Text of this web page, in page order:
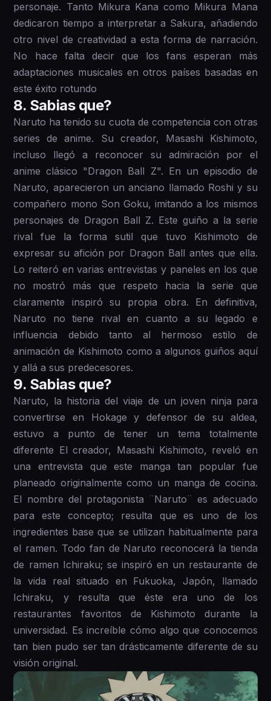
personaje. Tanto Mikura Kana como Mikura Mana
dedicaron tiempo a interpretar a Sakura, añadiendo
otro nivel de creatividad a esta forma de narración.
No hace falta decir que los fans esperan más
adaptaciones musicales en otros países basadas en
este éxito rotundo
8 . Sabias que?
Naruto ha tenido su cuota de competencia con otras
series de anime. Su creador, Masashi Kishimoto,
incluso llegó a reconocer su admiración por el
anime clásico "Dragon Ball Z". En un episodio de
Naruto, aparecieron un anciano llamado Roshi y su
compañero mono Son Goku, imitando a los mismos
personajes de Dragon Ball Z. Este guiño a la serie
rival fue la forma sutil que tuvo Kishimoto de
expresar su afición por Dragon Ball antes que ella.
Lo reiteró en varias entrevistas y paneles en los que
no mostró más que respeto hacia la serie que
claramente inspiró su propia obra. En definitiva,
Naruto no tiene rival en cuanto a su legado e
influencia debido tanto al hermoso estilo de
animación de Kishimoto como a algunos guiños aquí
y allá a sus predecesores.
9 . Sabias que?
Naruto, la historia del viaje de un joven ninja para
convertirse en Hokage y defensor de su aldea,
estuvo a punto de tener un tema totalmente
diferente El creador, Masashi Kishimoto, reveló en
una entrevista que este manga tan popular fue
planeado originalmente como un manga de cocina.
El nombre del protagonista ¨Naruto¨ es adecuado
para este concepto; resulta que es uno de los
ingredientes base que se utilizan habitualmente para
el ramen. Todo fan de Naruto reconocerá la tienda
de ramen Ichiraku; se inspiró en un restaurante de
la vida real situado en Fukuoka, Japón, llamado
Ichiraku, y resulta que éste era uno de los
restaurantes favoritos de Kishimoto durante la
universidad. Es increíble cómo algo que conocemos
tan bien pudo ser tan drásticamente diferente de su
visión original.